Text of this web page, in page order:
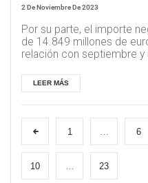
2 De Noviembre De 2023
Por su parte, el importe
de 14.849 millones de
relación con septiembre y
LEER MÁS
1 6
10 23